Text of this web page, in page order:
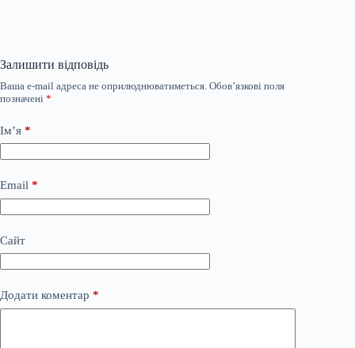
Залишити відповідь
Ваша e-mail адреса не оприлюднюватиметься. Обов’язкові поля
позначені *
Ім’я *
Email *
Сайт
Додати коментар *